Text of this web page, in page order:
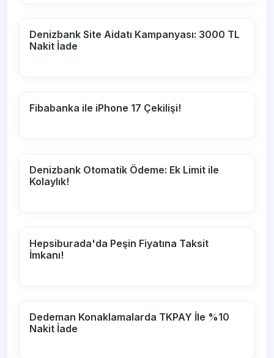
Denizbank Site Aidatı Kampanyası: 3000 TL
Nakit İade
Fibabanka ile iPhone 17 Çekilişi!
Denizbank Otomatik Ödeme: Ek Limit ile
Kolaylık!
Hepsiburada'da Peşin Fiyatına Taksit
İmkanı!
Dedeman Konaklamalarda TKPAY İle %10
Nakit İade